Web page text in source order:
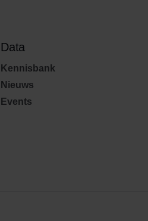
Data
Kennisbank
Nieuws
Events